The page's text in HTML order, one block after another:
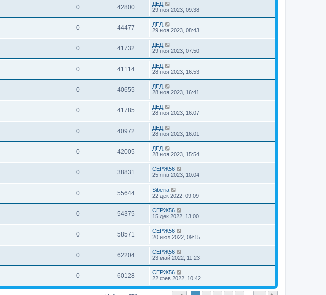
0 42800
ДЕД
29 ноя 2023, 09:38
0 44477
ДЕД
29 ноя 2023, 08:43
0 41732
ДЕД
29 ноя 2023, 07:50
0 41114
ДЕД
28 ноя 2023, 16:53
0 40655
ДЕД
28 ноя 2023, 16:41
0 41785
ДЕД
28 ноя 2023, 16:07
0 40972
ДЕД
28 ноя 2023, 16:01
0 42005
ДЕД
28 ноя 2023, 15:54
0 38831
СЕРЖ56
25 янв 2023, 10:04
0 55644
Siberia
22 дек 2022, 09:09
0 54375
СЕРЖ56
15 дек 2022, 13:00
0 58571
СЕРЖ56
20 июл 2022, 09:15
0 62204
СЕРЖ56
23 май 2022, 11:23
0 60128
СЕРЖ56
22 фев 2022, 10:42